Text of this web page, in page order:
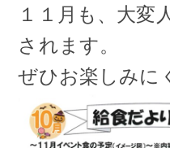
１１月も、大変
されます。
ぜひお楽しみに